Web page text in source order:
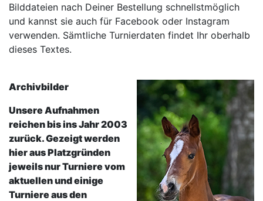
Bilddateien nach Deiner Bestellung schnellstmöglich
und kannst sie auch für Facebook oder Instagram
verwenden. Sämtliche Turnierdaten findet Ihr oberhalb
dieses Textes.
Archivbilder
Unsere Aufnahmen
reichen bis ins Jahr 2003
zurück. Gezeigt werden
hier aus Platzgründen
jeweils nur Turniere vom
aktuellen und einige
Turniere aus den